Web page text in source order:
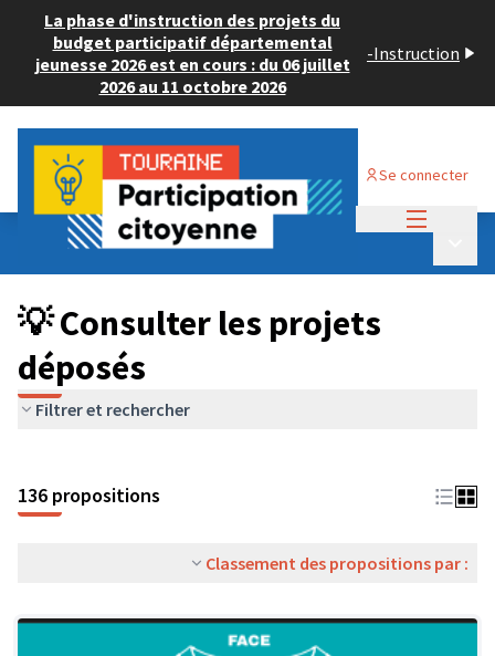
La phase d'instruction des projets du
budget participatif départemental
jeunesse 2026 est en cours : du 06 juillet
2026 au 11 octobre 2026
-Instruction
Se connecter
Budget Participatif JEUNESSE 2024
💡 Consulter les projets déposés
💡 Consulter les projets
déposés
Filtrer et rechercher
136 propositions
Classement des propositions par :